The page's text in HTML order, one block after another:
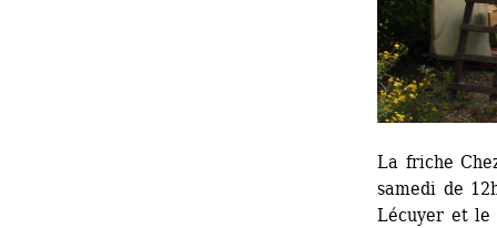
La friche
samedi de
Lécuyer et le